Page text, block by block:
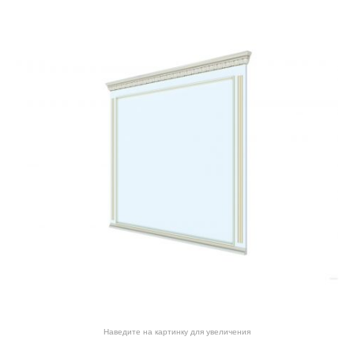
Наведите на картинку для увеличения